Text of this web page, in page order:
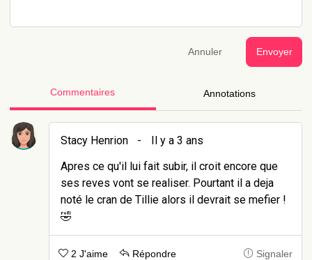
Annuler Envoyer
Commentaires Annotations
Stacy Henrion -
Il y a 3 ans
Apres ce qu'il lui fait subir, il croit encore que
ses reves vont se realiser. Pourtant il a deja
noté le cran de Tillie alors il devrait se mefier !
🤣
2 J'aime Répondre Signaler